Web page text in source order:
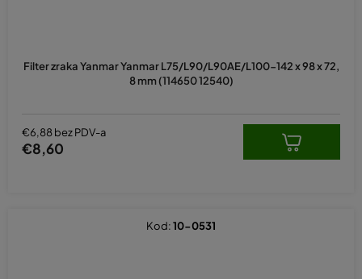
Filter zraka Yanmar Yanmar L75/L90/L90AE/L100-142 x 98 x 72,
8 mm (114650 12540)
€6,88 bez PDV-a
€8,60
Kod:10-0531